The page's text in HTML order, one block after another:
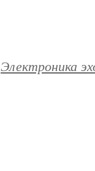
Электроника